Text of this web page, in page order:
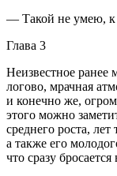
— Такой не умею,
Глава 3
Неизвестное
логово, мрачная
и конечно же,
этого можно
среднего роста,
а также его
что сразу бросается